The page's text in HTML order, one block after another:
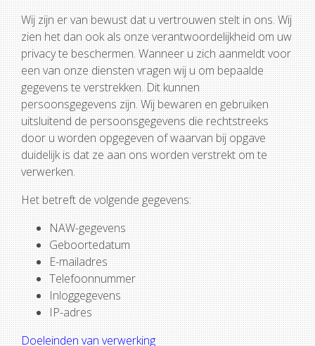
Wij zijn er van bewust dat u vertrouwen stelt in ons. Wij
zien het dan ook als onze verantwoordelijkheid om uw
privacy te beschermen. Wanneer u zich aanmeldt voor
een van onze diensten vragen wij u om bepaalde
gegevens te verstrekken. Dit kunnen
persoonsgegevens zijn. Wij bewaren en gebruiken
uitsluitend de persoonsgegevens die rechtstreeks
door u worden opgegeven of waarvan bij opgave
duidelijk is dat ze aan ons worden verstrekt om te
verwerken.
Het betreft de volgende gegevens:
NAW-gegevens
Geboortedatum
E-mailadres
Telefoonnummer
Inloggegevens
IP-adres
Doeleinden van verwerking